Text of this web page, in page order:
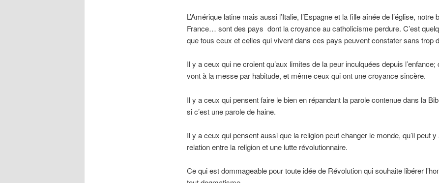
L’Amérique latine mais aussi l’Italie, l’Espagne et la fille aînée de l’église, notre
France… sont des pays dont la croyance au catholicisme perdure. C’est
que tous ceux et celles qui vivent dans ces pays peuvent constater sans trop
Il y a ceux qui ne croient qu’aux limites de la peur inculquées depuis l’enfance;
vont à la messe par habitude, et même ceux qui ont une croyance sincère.
Il y a ceux qui pensent faire le bien en répandant la parole contenue dans la
si c’est une parole de haine.
Il y a ceux qui pensent aussi que la religion peut changer le monde, qu’il peut
relation entre la religion et une lutte révolutionnaire.
Ce qui est dommageable pour toute idée de Révolution qui souhaite libérer